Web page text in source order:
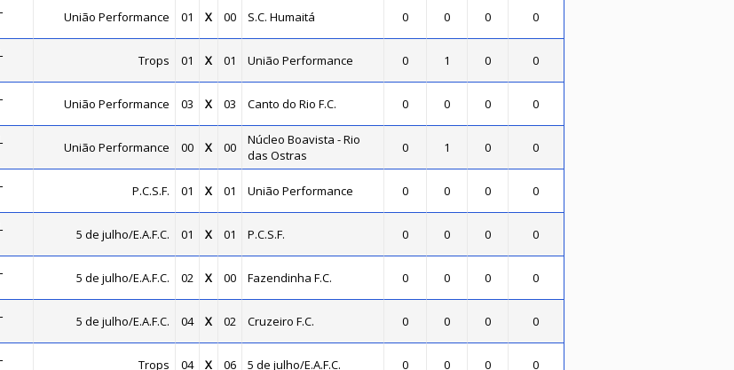
União Performance 01 X 00 S.C. Humaitá 0 0 0 0
Trops 01 X 01 União Performance 0 1 0 0
União Performance 03 X 03 Canto do Rio F.C. 0 0 0 0
União Performance 00 X 00
Núcleo Boavista - Rio
das Ostras
0 1 0 0
P.C.S.F. 01 X 01 União Performance 0 0 0 0
5 de julho/E.A.F.C. 01 X 01 P.C.S.F. 0 0 0 0
5 de julho/E.A.F.C. 02 X 00 Fazendinha F.C. 0 0 0 0
5 de julho/E.A.F.C. 04 X 02 Cruzeiro F.C. 0 0 0 0
Trops 04 X 06 5 de julho/E.A.F.C. 0 0 0 0